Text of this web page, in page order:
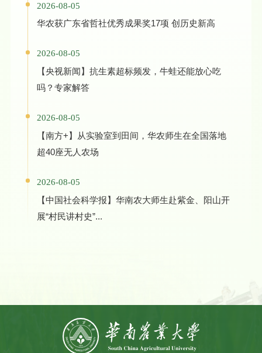
2026-08-05
华农获广东省哲社优秀成果奖17项 创历史新高
2026-08-05
【央视新闻】抗生素超标频发，牛蛙还能放心吃
吗？专家解答
2026-08-05
【南方+】从实验室到田间，华农师生在全国落地
超40座无人农场
2026-08-05
【中国社会科学报】华南农大师生赴紫金、阳山开
展“村民讲村史”...